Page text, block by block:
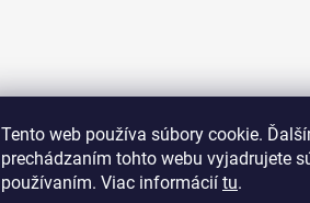
Tento web používa súbory cookie.
prechádzaním tohto webu vyjadrujete
používaním. Viac informácií tu.